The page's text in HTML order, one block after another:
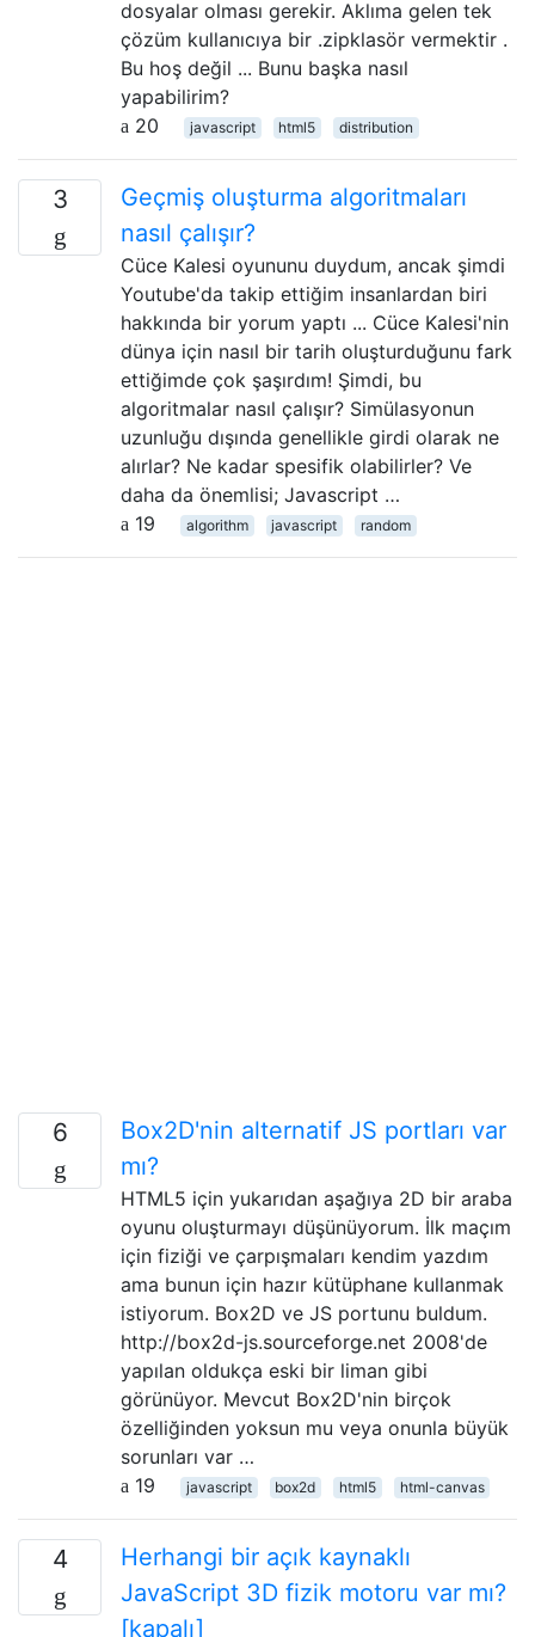
dosyalar olması gerekir. Aklıma gelen tek
çözüm kullanıcıya bir .zipklasör vermektir .
Bu hoş değil ... Bunu başka nasıl
yapabilirim?
20
javascript html5 distribution
3
Geçmiş oluşturma algoritmaları
nasıl çalışır?
Cüce Kalesi oyununu duydum, ancak şimdi
Youtube'da takip ettiğim insanlardan biri
hakkında bir yorum yaptı ... Cüce Kalesi'nin
dünya için nasıl bir tarih oluşturduğunu fark
ettiğimde çok şaşırdım! Şimdi, bu
algoritmalar nasıl çalışır? Simülasyonun
uzunluğu dışında genellikle girdi olarak ne
alırlar? Ne kadar spesifik olabilirler? Ve
daha da önemlisi; Javascript …
19
algorithm javascript random
6
Box2D'nin alternatif JS portları var
mı?
HTML5 için yukarıdan aşağıya 2D bir araba
oyunu oluşturmayı düşünüyorum. İlk maçım
için fiziği ve çarpışmaları kendim yazdım
ama bunun için hazır kütüphane kullanmak
istiyorum. Box2D ve JS portunu buldum.
http://box2d-js.sourceforge.net 2008'de
yapılan oldukça eski bir liman gibi
görünüyor. Mevcut Box2D'nin birçok
özelliğinden yoksun mu veya onunla büyük
sorunları var …
19
javascript box2d html5 html-canvas
4
Herhangi bir açık kaynaklı
JavaScript 3D fizik motoru var mı?
[kapalı]